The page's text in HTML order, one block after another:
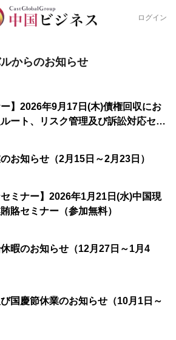
ログイン
からのお知らせ
ー】2026年9月17日(木)債権回収にお
ート、リスク管理及び訴訟対応セミ
お知らせ（2月15日～2月23日）
セミナー】2026年1月21日(水)中国現
賂セミナー（参加無料）
暇のお知らせ（12月27日～1月4
国慶節休業のお知らせ（10月1日～